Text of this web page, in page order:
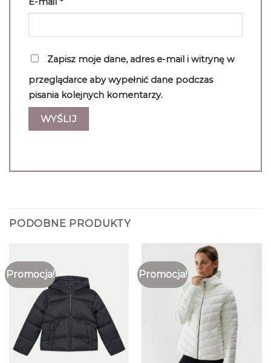
Zapisz moje dane, adres e-mail i witrynę w
przeglądarce aby wypełnić dane podczas
pisania kolejnych komentarzy.
PODOBNE PRODUKTY
Promocja! Promocja!